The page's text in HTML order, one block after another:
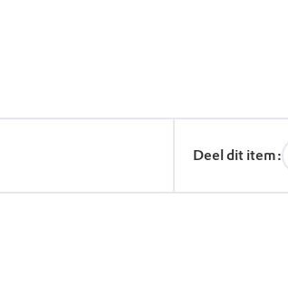
Deel dit item: